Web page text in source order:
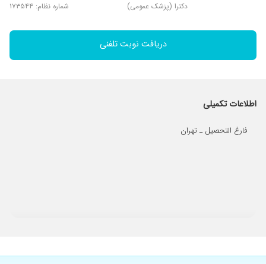
دکترا (پزشک عمومی) شماره نظام: ۱۷۳۵۴۴
دریافت نوبت تلفنی
اطلاعات تکمیلی
فارغ التحصیل ـ تهران